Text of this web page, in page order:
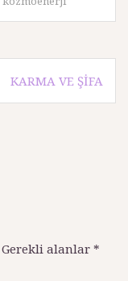
KARMA VE ŞIFA
Gerekli alanlar *